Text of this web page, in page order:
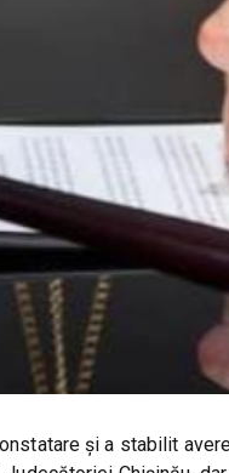
și a stabilit